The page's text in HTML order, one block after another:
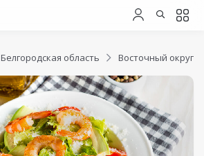
Белгородская область Восточный округ